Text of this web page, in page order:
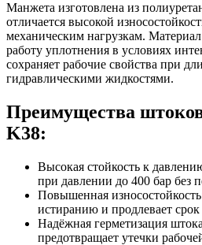
Манжета изготовлена из
отличается высокой
механическим нагрузкам.
работу уплотнения в условиях
сохраняет рабочие свойства при
гидравлическими жидкостями.
Преимущества
K38:
Высокая стойкость к
при давлении до 400 бар без
Повышенная
истиранию и продлевает
Надёжная герметизация
предотвращает утечки